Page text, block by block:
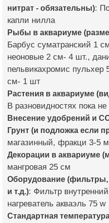
нитрат - обязательны):
капли нилла
Рыбы в аквариуме
Барбус суматранский 1
неоновые 2 см- 4 шт.,
пельвикахромис пульхер
см- 1 шт
Растения в аквариуме
В разновидностях пока
Внесение удобрений и
Грунт (и подложка если
магазинный, фракци 3-5
Декорации в аквариуме
мангровая 25 см
Оборудование (фильтры,
и т.д.): Фильтр
нагреватель акваэль 75 w
Стандартная